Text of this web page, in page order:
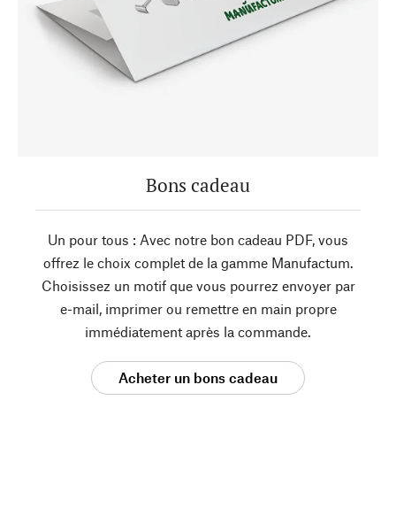
Bons cadeau
Un pour tous : Avec notre bon cadeau PDF, vous
offrez le choix complet de la gamme Manufactum.
Choisissez un motif que vous pourrez envoyer par
e-mail, imprimer ou remettre en main propre
immédiatement après la commande.
Acheter un bons cadeau